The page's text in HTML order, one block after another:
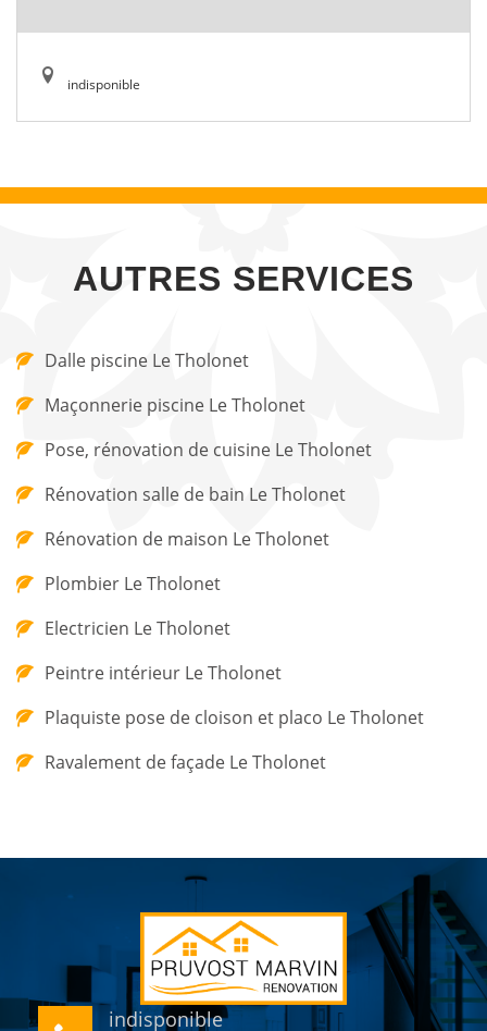
indisponible
AUTRES SERVICES
Dalle piscine Le Tholonet
Maçonnerie piscine Le Tholonet
Pose, rénovation de cuisine Le Tholonet
Rénovation salle de bain Le Tholonet
Rénovation de maison Le Tholonet
Plombier Le Tholonet
Electricien Le Tholonet
Peintre intérieur Le Tholonet
Plaquiste pose de cloison et placo Le Tholonet
Ravalement de façade Le Tholonet
indisponible